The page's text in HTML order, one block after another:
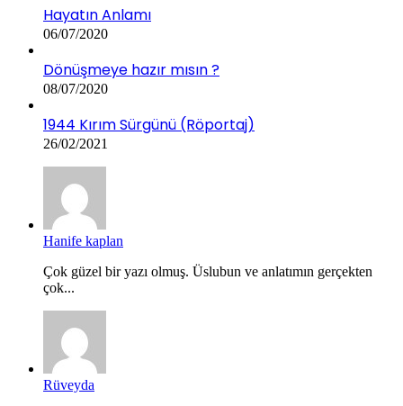
Hayatın Anlamı
06/07/2020
Dönüşmeye hazır mısın ?
08/07/2020
1944 Kırım Sürgünü (Röportaj)
26/02/2021
Hanife kaplan
Çok güzel bir yazı olmuş. Üslubun ve anlatımın gerçekten
çok...
Rüveyda